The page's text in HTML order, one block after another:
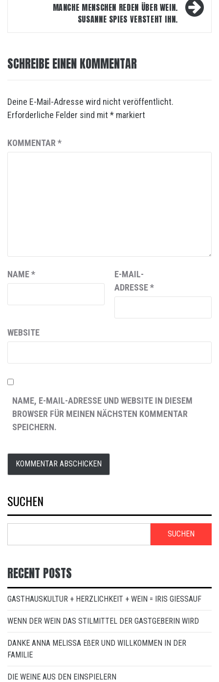
MANCHE MENSCHEN REDEN ÜBER WEIN.
SUSANNE SPIES VERSTEHT IHN.
SCHREIBE EINEN KOMMENTAR
Deine E-Mail-Adresse wird nicht veröffentlicht.
Erforderliche Felder sind mit * markiert
KOMMENTAR *
NAME*
E-MAIL-
ADRESSE*
WEBSITE
NAME, E-MAIL-ADRESSE UND WEBSITE IN DIESEM
BROWSER FÜR MEINEN NÄCHSTEN KOMMENTAR
SPEICHERN.
SUCHEN
SUCHEN
RECENT POSTS
GASTHAUSKULTUR + HERZLICHKEIT + WEIN = IRIS GIESSAUF
WENN DER WEIN DAS STILMITTEL DER GASTGEBERIN WIRD
DANKE ANNA MELISSA EßER UND WILLKOMMEN IN DER
FAMILIE
DIE WEINE AUS DEN EINSPIELERN